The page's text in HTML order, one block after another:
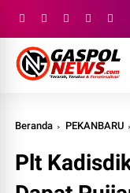
Beranda PEKANBARU
Plt